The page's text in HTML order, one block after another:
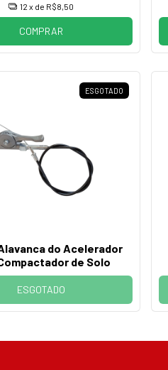
12 x de R$8,50
COMPRAR
ESGOTADO
do Acelerador
de Solo
ESGOTADO